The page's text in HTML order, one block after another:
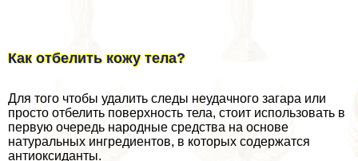
Как отбелить кожу тела?
Для того чтобы удалить следы неудачного загара или
просто отбелить поверхность тела, стоит использовать в
первую очередь народные средства на основе
натуральных ингредиентов, в которых содержатся
антиоксиданты.